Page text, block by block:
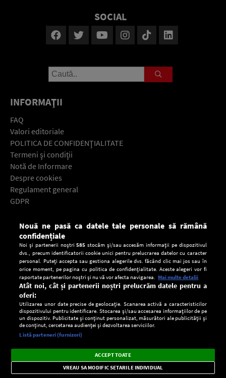
CONFIDENŢIALITATE
SOCIAL
INFORMAŢII
FAQ
Valori editoriale
POLITICA DE CONFIDENŢIALITATE
Termeni şi condiţii
Notă de Informare
Despre cookies
Regulament general
GDPR
Descarcă gratuit aplicaţia Europa FM pentru smartphone:
Setări:
Dark
Mode
Radio live, podcasturi, știri și alerte
importante.
×
Nouă ne pasă ca datele tale personale să rămână
confidențiale
Noi și partenerii noștri585 stocăm și/sau accesăm informații pe dispozitivul
dvs., precum identificatorii cookie unici pentru prelucrarea datelor cu caracter
personal. Puteți accepta sau gestiona alegerile dvs. făcând clic mai jos sau în
orice moment, pe pagina cu politica de confidențialitate. Aceste alegeri vor fi
raportate partenerilor noștri și nu vă vor afecta navigarea. Mai multe detalii
Atât noi, cât și partenerii noștri prelucrăm datele pentru a
oferi:
Utilizarea unor date precise de geolocație. Scanarea activă a caracteristicilor
dispozitivului pentru identificare. Stocarea și/sau accesarea informațiilor de pe
un dispozitiv. Publicitate și conținut personalizat, măsurători ale publicității și
de conținut, cercetarea audienței și dezvoltarea serviciilor.
Listă parteneri (furnizori)
ACCEPT TOATE
VREAU SA MODIFIC SETARILE INDIVIDUAL